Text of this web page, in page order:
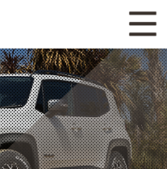
ニュース
ホイールラインナップ
関連製品